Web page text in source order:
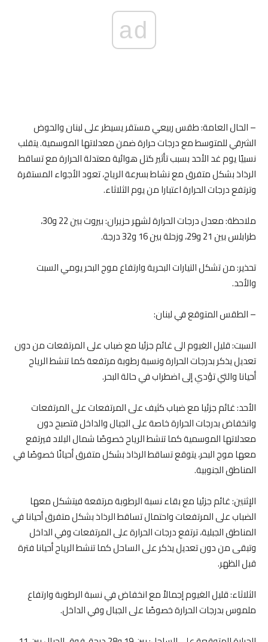
ad
– الحال العامة: طقس ربيعي مستقر يسيطر على لبنان والحوض
الشرقي للمتوسط مع درجات حرارة ضمن معدلاتها الموسمية. يتقلب
نسبيًا يوم غد الأحد بسبب تأثير كتل هوائية معتدلة الحرارة مع تساقط
الرذاذ بشكل متفرق مع نشاط بسرعة الرياح، تعود الأجواء المستقرة
وترتفع درجات الحرارة اعتبارا من يوم الثلاثاء.
ملاحظة: معدل درجات الحرارة لشهر حزيران: بيروت بين 22 و30،
طرابلس بين 21 و29، وزحلة بين 16 و32 درجة.
تحذير: من تشكل التيارات البحرية وارتفاع موج البحر يومي السبت
والأحد.
– الطقس المتوقع في لبنان:
السبت: قليل الغيوم الى غائم جزئيا مع ضباب على المرتفعات من دون
تعديل يذكر بدرجات الحرارة ونسبة رطوبة مرتفعة كما تنشط الرياح
أحيانا والتي تؤدي إلى اضطراب في حالة البحر.
الأحد: غائم جزئيا مع ضباب كثيف على المرتفعات على المرتفعات
وانخفاض بدرجات الحرارة خاصة على الجبال والداخل فتصبح دون
معدلاتها الموسمية كما تنشط الرياح خصوصًا شمال البلاد فيرتفع
معها موج البحر، يتوقع تساقط الرذاذ بشكل متفرق أحيانًا خصوصًا في
المناطق الجنوبية.
الإثنين: غائم جزئيا مع بقاء نسبة الرطوبة مرتفعة فيتشكل معها
الضباب على المرتفعات واحتمال تساقط الرذاذ بشكل متفرق أحيانا في
المناطق الجبلية، ترتفع درجات الحرارة على المرتفعات وفي الداخل
وتبقى من دون تعديل يذكر على الساحل كما تنشط الرياح أحيانا فترة
قبل الظهر.
الثلاثاء: قليل الغيوم إجمالاً مع انخفاض في نسبة الرطوبة وارتفاع
ملموس بدرجات الحرارة خصوصًا على الجبال وفي الداخل.